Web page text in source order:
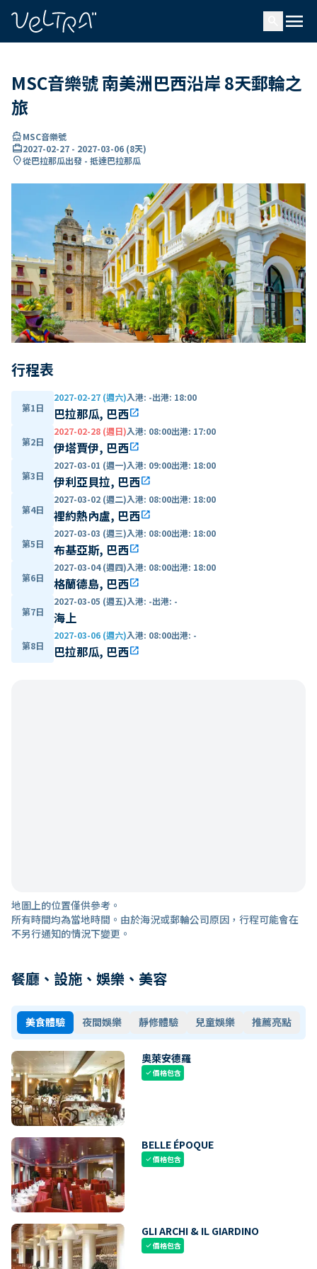
menu
MSC音樂號 南美洲巴西沿岸 8天郵輪之
旅
directions_boatMSC音樂號
card_travel2027-02-27 - 2027-03-06 (8天)
location_on從巴拉那瓜出發 - 抵達巴拉那瓜
行程表
第1日
2027-02-27 (週六)入港: -出港: 18:00
巴拉那瓜, 巴西open_in_new
第2日
2027-02-28 (週日)入港: 08:00出港: 17:00
伊塔賈伊, 巴西open_in_new
第3日
2027-03-01 (週一)入港: 09:00出港: 18:00
伊利亞貝拉, 巴西open_in_new
第4日
2027-03-02 (週二)入港: 08:00出港: 18:00
裡約熱內盧, 巴西open_in_new
第5日
2027-03-03 (週三)入港: 08:00出港: 18:00
布基亞斯, 巴西open_in_new
第6日
2027-03-04 (週四)入港: 08:00出港: 18:00
格蘭德島, 巴西open_in_new
第7日
2027-03-05 (週五)入港: -出港: -
海上
第8日
2027-03-06 (週六)入港: 08:00出港: -
巴拉那瓜, 巴西open_in_new
地圖上的位置僅供參考。
所有時間均為當地時間。由於海況或郵輪公司原因，行程可能會在
不另行通知的情況下變更。
餐廳、設施、娛樂、美容
美食體驗 夜間娛樂 靜修體驗 兒童娛樂 推薦亮點
奧萊安德羅
check價格包含
BELLE ÉPOQUE
check價格包含
GLI ARCHI & IL GIARDINO
check價格包含